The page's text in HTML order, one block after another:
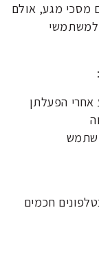
מסכי מגע, אולם
למשתמשי
הפעלתן
חכמים